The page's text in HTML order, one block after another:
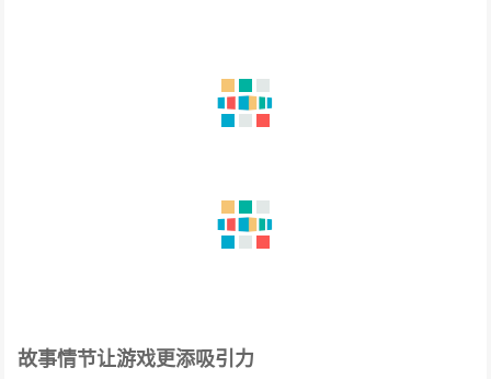
故事情节让游戏更添吸引力